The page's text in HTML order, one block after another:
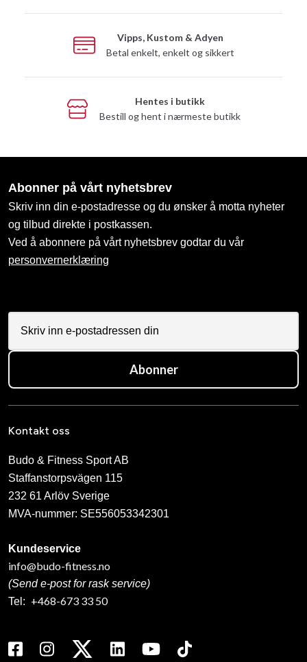
Vipps, Kustom & Adyen
Betal enkelt, enkelt og sikkert
Hentes i butikk
Bestill og hent i nærmeste butikk
Abonner på vårt nyhetsbrev
Skriv inn din e-postadresse og du ønsker å motta nyheter
og tilbud direkte i postkassen.
Ved å abonnere på vårt nyhetsbrev godtar du vår
personvernerklæring
Abonner
Kontakt oss
Budo & Fitness Sport AB
Staffanstorpsvägen 115
232 61 Arlöv Sverige
MVA-nummer: SE556053342301
Kundeservice
info@budo-fitness.no
(Send e-post for rask service)
Tel: +468-673 33 50